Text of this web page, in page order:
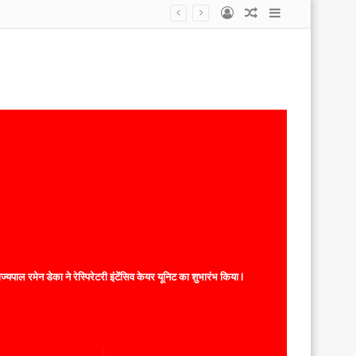
Sidebar
Random
Log
रमेन डेका ने रेस्पिरेटरी इंटेंसिव केयर यूनिट का शुभारंभ किया l